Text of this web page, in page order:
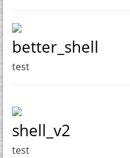
better_shell
test
shell_v2
test